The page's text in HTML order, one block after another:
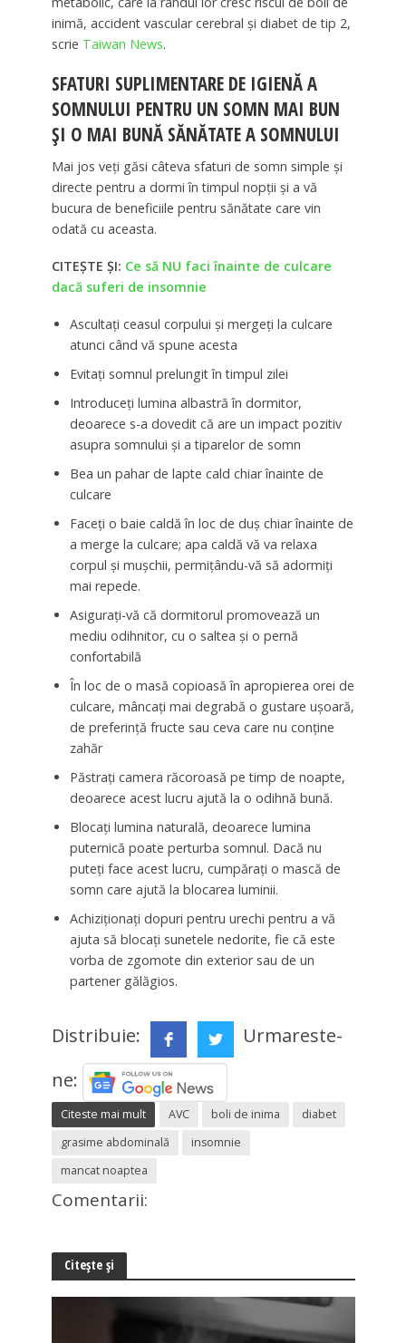
inimă, accident vascular cerebral și diabet de tip 2,
scrie Taiwan News.
SFATURI SUPLIMENTARE DE IGIENĂ A
SOMNULUI PENTRU UN SOMN MAI BUN
ȘI O MAI BUNĂ SĂNĂTATE A SOMNULUI
Mai jos veți găsi câteva sfaturi de somn simple și
directe pentru a dormi în timpul nopții și a vă
bucura de beneficiile pentru sănătate care vin
odată cu aceasta.
CITEȘTE ȘI: Ce să NU faci înainte de culcare
dacă suferi de insomnie
Ascultați ceasul corpului și mergeți la culcare
atunci când vă spune acesta
Evitați somnul prelungit în timpul zilei
Introduceți lumina albastră în dormitor,
deoarece s-a dovedit că are un impact pozitiv
asupra somnului și a tiparelor de somn
Bea un pahar de lapte cald chiar înainte de
culcare
Faceți o baie caldă în loc de duș chiar înainte de
a merge la culcare; apa caldă vă va relaxa
corpul și mușchii, permițându-vă să adormiți
mai repede.
Asigurați-vă că dormitorul promovează un
mediu odihnitor, cu o saltea și o pernă
confortabilă
În loc de o masă copioasă în apropierea orei de
culcare, mâncați mai degrabă o gustare ușoară,
de preferință fructe sau ceva care nu conține
zahăr
Păstrați camera răcoroasă pe timp de noapte,
deoarece acest lucru ajută la o odihnă bună.
Blocați lumina naturală, deoarece lumina
puternică poate perturba somnul. Dacă nu
puteți face acest lucru, cumpărați o mască de
somn care ajută la blocarea luminii.
Achiziționați dopuri pentru urechi pentru a vă
ajuta să blocați sunetele nedorite, fie că este
vorba de zgomote din exterior sau de un
partener gălăgios.
Distribuie:
Urmareste-
ne:
Citeste mai mult AVC boli de inima
diabet
grasime abdominală
insomnie
mancat noaptea
Comentarii:
Citește și